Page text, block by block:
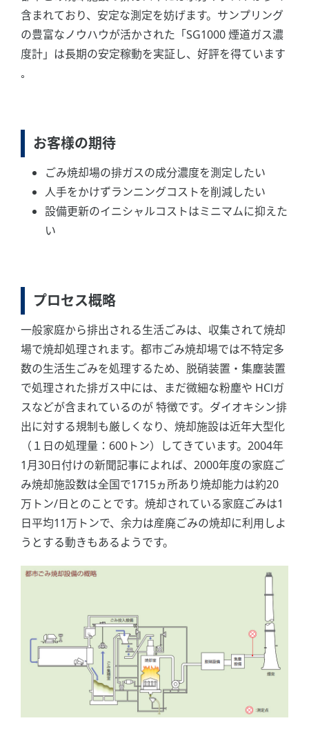
含まれており、安定な測定を妨げます。サンプリング
の豊富なノウハウが活かされた「SG1000 煙道ガス濃
度計」は長期の安定稼動を実証し、好評を得ています
｡
お客様の期待
ごみ焼却場の排ガスの成分濃度を測定したい
人手をかけずランニングコストを削減したい
設備更新のイニシャルコストはミニマムに抑えた
い
プロセス概略
一般家庭から排出される生活ごみは、収集されて焼却
場で焼却処理されます。都市ごみ焼却場では不特定多
数の生活生ごみを処理するため、脱硝装置・集塵装置
で処理された排ガス中には、まだ微細な粉塵や HClガ
スなどが含まれているのが 特徴です。ダイオキシン排
出に対する規制も厳しくなり、焼却施設は近年大型化
（１日の処理量：600トン）してきています。2004年
1月30日付けの新聞記事によれば、2000年度の家庭ご
み焼却施設数は全国で1715ヵ所あり焼却能力は約20
万トン/日とのことです。焼却されている家庭ごみは1
日平均11万トンで、余力は産廃ごみの焼却に利用しよ
うとする動きもあるようです。